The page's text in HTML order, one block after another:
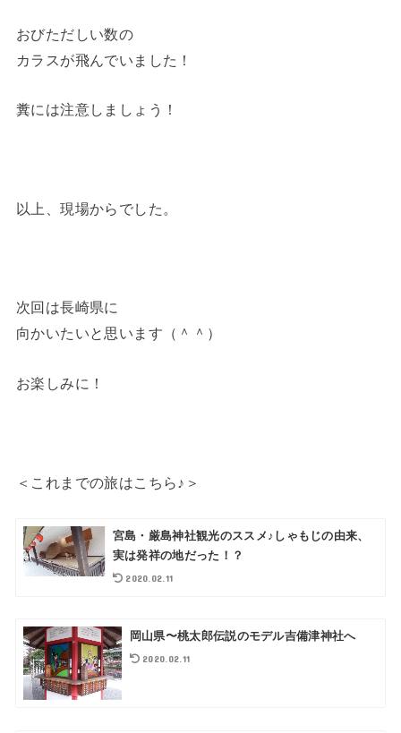
おびただしい数の
カラスが飛んでいました！
糞には注意しましょう！
以上、現場からでした。
次回は長崎県に
向かいたいと思います（＾＾）
お楽しみに！
＜これまでの旅はこちら♪＞
宮島・厳島神社観光のススメ♪しゃもじの由来、
実は発祥の地だった！？
2020.02.11
岡山県〜桃太郎伝説のモデル吉備津神社へ
2020.02.11